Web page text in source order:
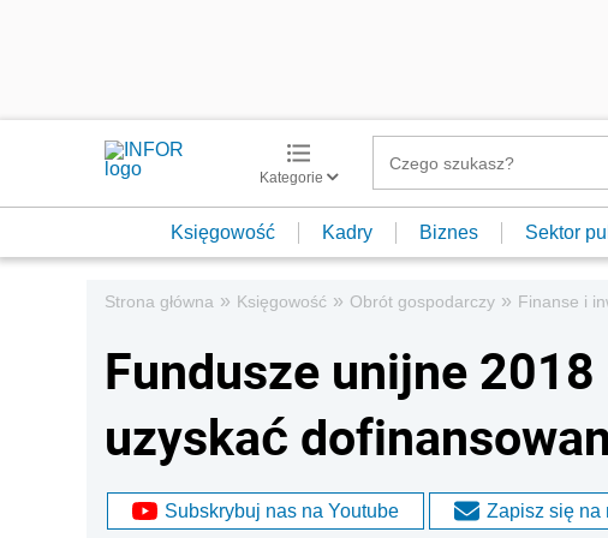
Kategorie
Księgowość Kadry Biznes Sektor
Strona główna » Księgowość » Obrót gospodarczy » Finanse i
Fundusze unijne
uzyskać
Subskrybuj nas na Youtube Zapisz się na